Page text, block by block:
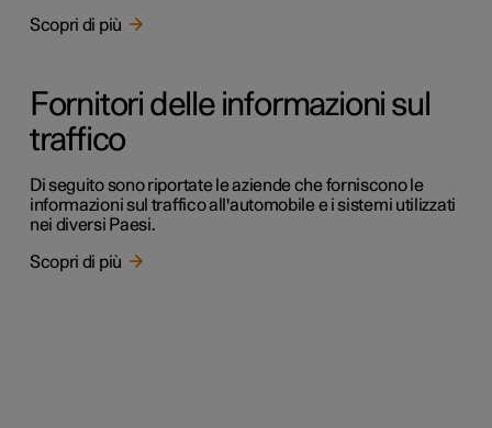
Scopri di più
Fornitori delle informazioni sul
traffico
Di seguito sono riportate le aziende che forniscono le
informazioni sul traffico all'automobile e i sistemi utilizzati
nei diversi Paesi.
Scopri di più